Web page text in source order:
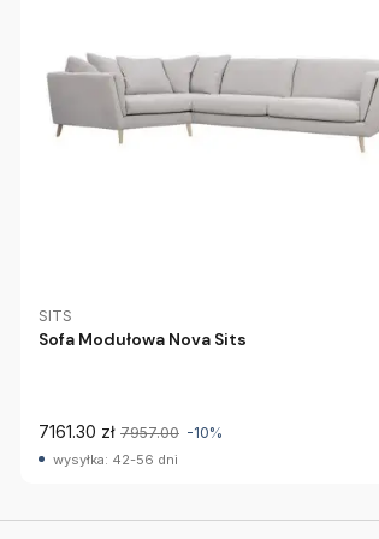
SITS
Sofa Modułowa Nova Sits
7161.30 zł 7957.00 -10%
wysyłka: 42-56 dni